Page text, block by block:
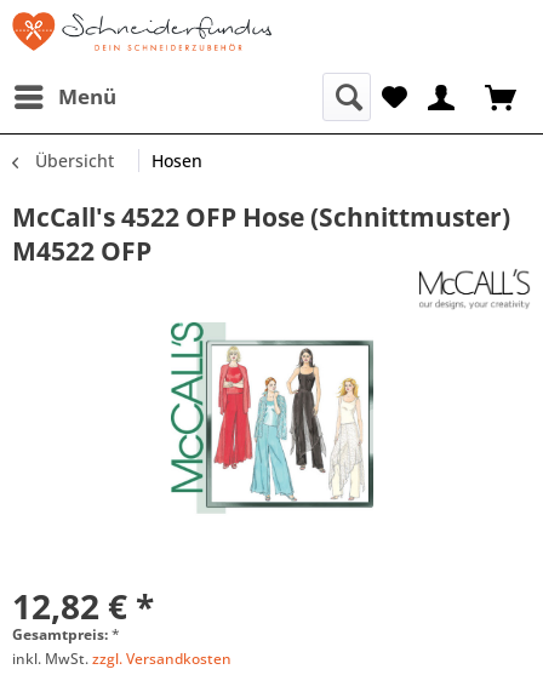
Menü
Übersicht Hosen
McCall's 4522 OFP Hose (Schnittmuster)
M4522 OFP
12,82 € *
Gesamtpreis:*
inkl. MwSt.zzgl. Versandkosten